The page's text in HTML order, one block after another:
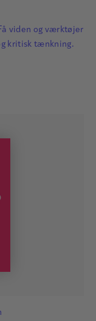
viden og værktøjer
kritisk tænkning.